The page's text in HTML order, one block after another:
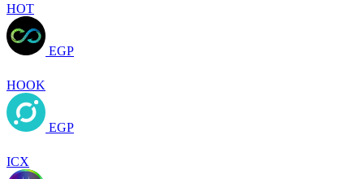
HOT
EGP
HOOK
EGP
ICX